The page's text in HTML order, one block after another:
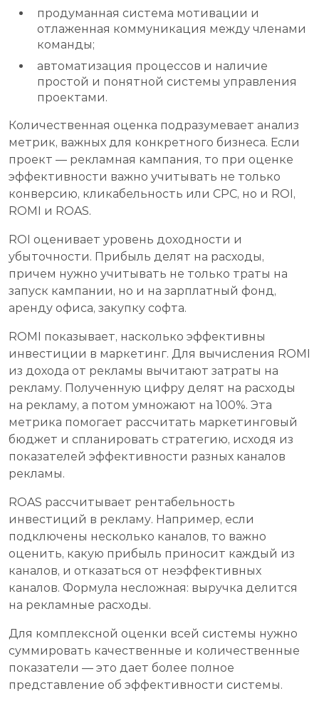
продуманная система мотивации и
отлаженная коммуникация между членами
команды;
автоматизация процессов и наличие
простой и понятной системы управления
проектами.
Количественная оценка подразумевает анализ
метрик, важных для конкретного бизнеса. Если
проект — рекламная кампания, то при оценке
эффективности важно учитывать не только
конверсию, кликабельность или CPC, но и ROI,
ROMI и ROAS.
ROI оценивает уровень доходности и
убыточности. Прибыль делят на расходы,
причем нужно учитывать не только траты на
запуск кампании, но и на зарплатный фонд,
аренду офиса, закупку софта.
ROMI показывает, насколько эффективны
инвестиции в маркетинг. Для вычисления ROMI
из дохода от рекламы вычитают затраты на
рекламу. Полученную цифру делят на расходы
на рекламу, а потом умножают на 100%. Эта
метрика помогает рассчитать маркетинговый
бюджет и спланировать стратегию, исходя из
показателей эффективности разных каналов
рекламы.
ROAS рассчитывает рентабельность
инвестиций в рекламу. Например, если
подключены несколько каналов, то важно
оценить, какую прибыль приносит каждый из
каналов, и отказаться от неэффективных
каналов. Формула несложная: выручка делится
на рекламные расходы.
Для комплексной оценки всей системы нужно
суммировать качественные и количественные
показатели — это дает более полное
представление об эффективности системы.